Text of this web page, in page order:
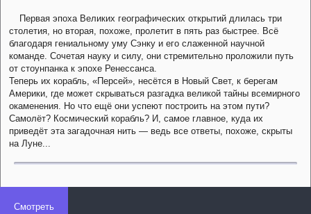
Первая эпоха Великих географических открытий длилась три
столетия, но вторая, похоже, пролетит в пять раз быстрее. Всё
благодаря гениальному уму Сэнку и его слаженной научной
команде. Сочетая науку и силу, они стремительно проложили путь
от стоунпанка к эпохе Ренессанса.
Теперь их корабль, «Персей», несётся в Новый Свет, к берегам
Америки, где может скрываться разгадка великой тайны всемирного
окаменения. Но что ещё они успеют построить на этом пути?
Самолёт? Космический корабль? И, самое главное, куда их
приведёт эта загадочная нить — ведь все ответы, похоже, скрыты
на Луне...
Смотреть